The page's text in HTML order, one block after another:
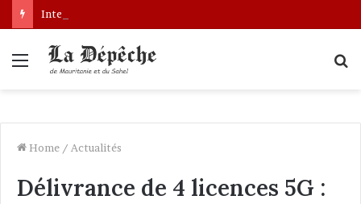
Menu
Home / Actualités
Délivrance de 4 licences 5G :